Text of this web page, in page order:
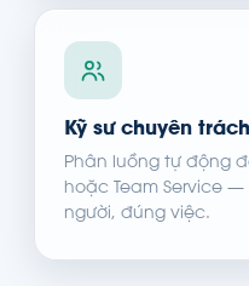
Kỹ sư chuyên trách
Phân luồng tự động
hoặc Team Service
người, đúng việc.